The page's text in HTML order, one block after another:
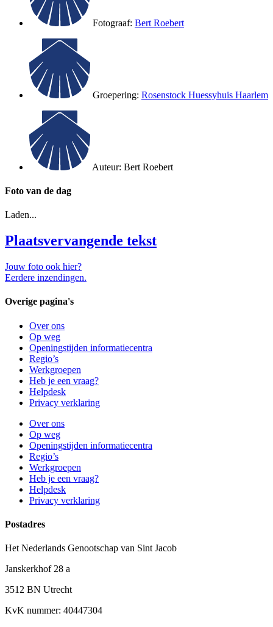
Fotograaf: Bert Roebert
Groepering: Rosenstock Huessyhuis Haarlem
Auteur: Bert Roebert
Foto van de dag
Laden...
Plaatsvervangende tekst
Jouw foto ook hier?
Eerdere inzendingen.
Overige pagina's
Over ons
Op weg
Openingstijden informatiecentra
Regio’s
Werkgroepen
Heb je een vraag?
Helpdesk
Privacy verklaring
Over ons
Op weg
Openingstijden informatiecentra
Regio’s
Werkgroepen
Heb je een vraag?
Helpdesk
Privacy verklaring
Postadres
Het Nederlands Genootschap van Sint Jacob
Janskerkhof 28 a
3512 BN Utrecht
KvK nummer: 40447304